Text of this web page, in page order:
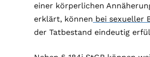
einer körperlichen
erklärt, können bei sexueller
der Tatbestand eindeutig